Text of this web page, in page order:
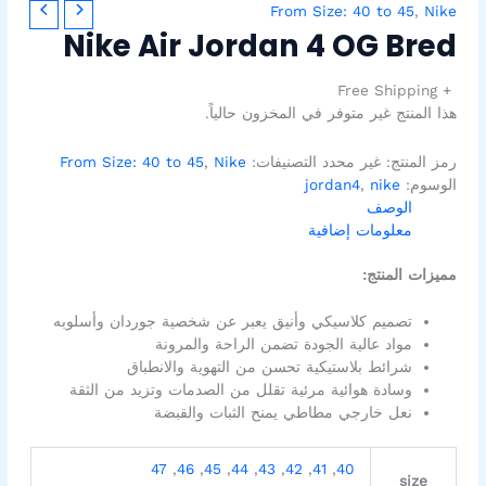
From Size: 40 to 45, Nike
Nike Air Jordan 4 OG Bred
+ Free Shipping
هذا المنتج غير متوفر في المخزون حالياً.
رمز المنتج:غير محدد التصنيفات: From Size: 40 to 45, Nike
الوسوم:
jordan4, nike
الوصف
معلومات إضافية
مميزات المنتج:
تصميم كلاسيكي وأنيق يعبر عن شخصية جوردان وأسلوبه
مواد عالية الجودة تضمن الراحة والمرونة
شرائط بلاستيكية تحسن من التهوية والانطباق
وسادة هوائية مرئية تقلل من الصدمات وتزيد من الثقة
نعل خارجي مطاطي يمنح الثبات والقبضة
size
40
,
41
,
42
,
43
,
44
,
45
,
46
,
47